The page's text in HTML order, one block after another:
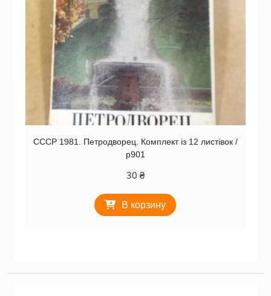
СССР 1981. Петродворец. Комплект із 12 листівок /
р901
30 ₴
В корзину